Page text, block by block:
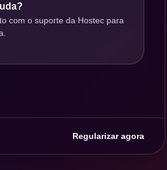
com o suporte da Hostec para
Regularizar agora